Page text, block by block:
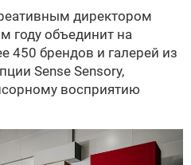
директором
году объединит на
450 брендов и галерей из
Sense Sensory,
восприятию